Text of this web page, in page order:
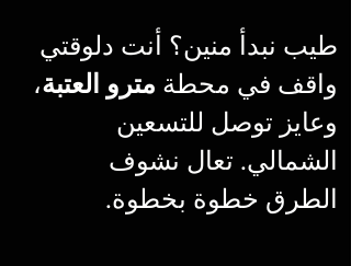
طيب نبدأ منين؟ أنت دلوقتي
واقف في محطة مترو العتبة،
وعايز توصل للتسعين
الشمالي. تعال نشوف
الطرق خطوة بخطوة.